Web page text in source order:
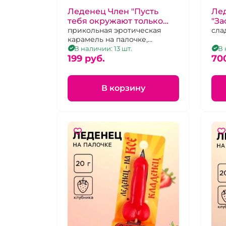
Леденец Член "Пусть
тебя окружают только
красивые мужчины" Вкус
яблоко
прикольная эротическая
карамель на палочке,
яблочный вкус, 20г
В наличии: 13 шт.
199 pуб.
В корзину
В